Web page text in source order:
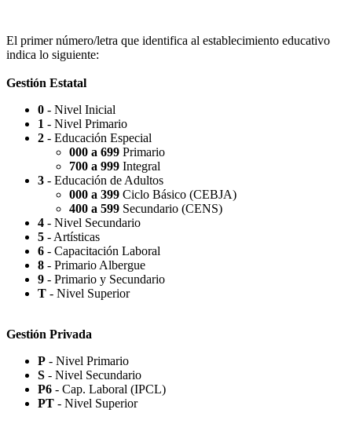
Capilla Beato Carlo Acutis (en construcción)
Patio del Centro
Rotonda Paso
Paseo Virgen de la Carrodilla - Patrona de los Viñedos
El primer número/letra que identifica al establecimiento educativo
indica lo siguiente:
Gestión Estatal
0 - Nivel Inicial
1 - Nivel Primario
2 - Educación Especial
000 a 699 Primario
700 a 999 Integral
3 - Educación de Adultos
000 a 399 Ciclo Básico (CEBJA)
400 a 599 Secundario (CENS)
4 - Nivel Secundario
5 - Artísticas
6 - Capacitación Laboral
8 - Primario Albergue
9 - Primario y Secundario
T - Nivel Superior
Gestión Privada
P - Nivel Primario
S - Nivel Secundario
P6 - Cap. Laboral (IPCL)
PT - Nivel Superior